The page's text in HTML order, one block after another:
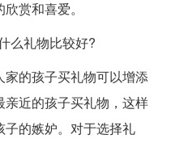
赏和喜爱。
么礼物比较好?
的孩子买礼物可以增添
近的孩子买礼物，这样
的嫉妒。对于选择礼